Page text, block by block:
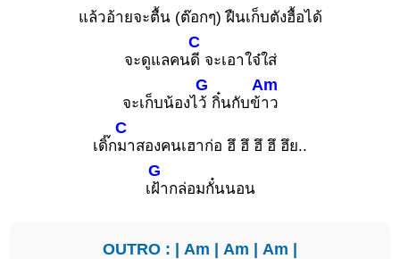
แล้วอ้ายจะตื้น (ต๊อกๆ) ฝืนเก็บตังฮื้อได้
จะดูแลคน
C
ดี จะเอาใจ๋ใส่
จะเก็บน้องไ
G
ว้ กิ๋นกับข้
Am
าว
เดิ๊ก
C
มาสองคนเฮาก่อ ฮึ ฮึ ฮึ ฮึ ฮึย..
เ
G
ฝ้ากล่อมกั๋นนอน
OUTRO : | Am | Am | Am |